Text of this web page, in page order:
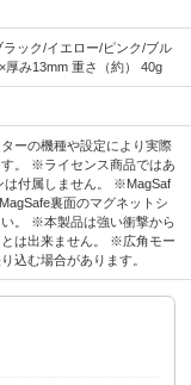
ック/イエロー/ピンク/ブル
厚み13mm 重さ（約） 40g
ーの機種や設定により実際
。 ※ライセンス商品ではあ
付属しません。 ※MagSaf
裏面のマグネットシ
。 ※本製品は強い衝撃から
は出来ません。 ※広角モー
込む場合があります。